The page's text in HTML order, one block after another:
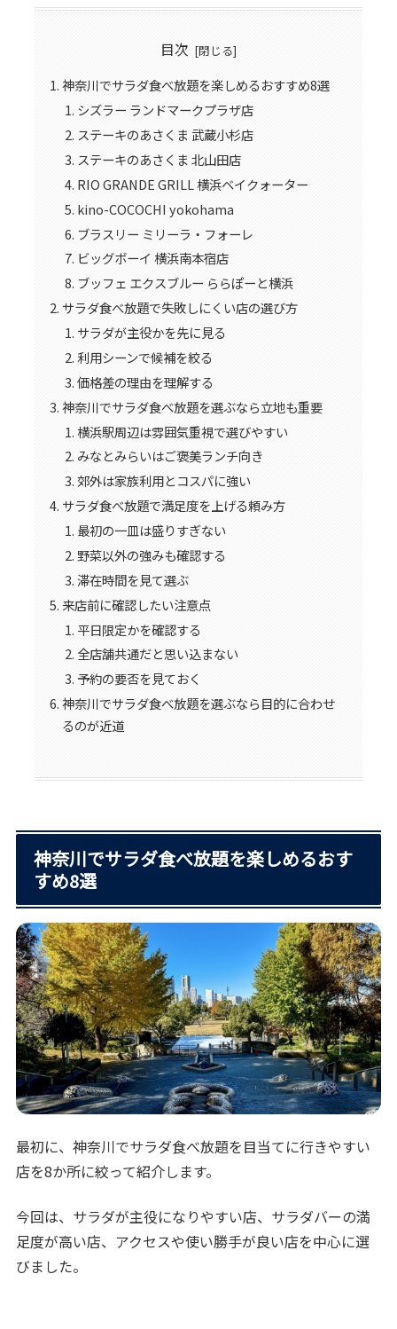
目次
神奈川でサラダ食べ放題を楽しめるおすすめ8選
シズラー ランドマークプラザ店
ステーキのあさくま 武蔵小杉店
ステーキのあさくま 北山田店
RIO GRANDE GRILL 横浜ベイクォーター
kino-COCOCHI yokohama
ブラスリー ミリーラ・フォーレ
ビッグボーイ 横浜南本宿店
ブッフェ エクスブルー ららぽーと横浜
サラダ食べ放題で失敗しにくい店の選び方
サラダが主役かを先に見る
利用シーンで候補を絞る
価格差の理由を理解する
神奈川でサラダ食べ放題を選ぶなら立地も重要
横浜駅周辺は雰囲気重視で選びやすい
みなとみらいはご褒美ランチ向き
郊外は家族利用とコスパに強い
サラダ食べ放題で満足度を上げる頼み方
最初の一皿は盛りすぎない
野菜以外の強みも確認する
滞在時間を見て選ぶ
来店前に確認したい注意点
平日限定かを確認する
全店舗共通だと思い込まない
予約の要否を見ておく
神奈川でサラダ食べ放題を選ぶなら目的に合わせ
るのが近道
神奈川でサラダ食べ放題を楽しめるおす
すめ8選
最初に、神奈川でサラダ食べ放題を目当てに行きやすい
店を8か所に絞って紹介します。
今回は、サラダが主役になりやすい店、サラダバーの満
足度が高い店、アクセスや使い勝手が良い店を中心に選
びました。